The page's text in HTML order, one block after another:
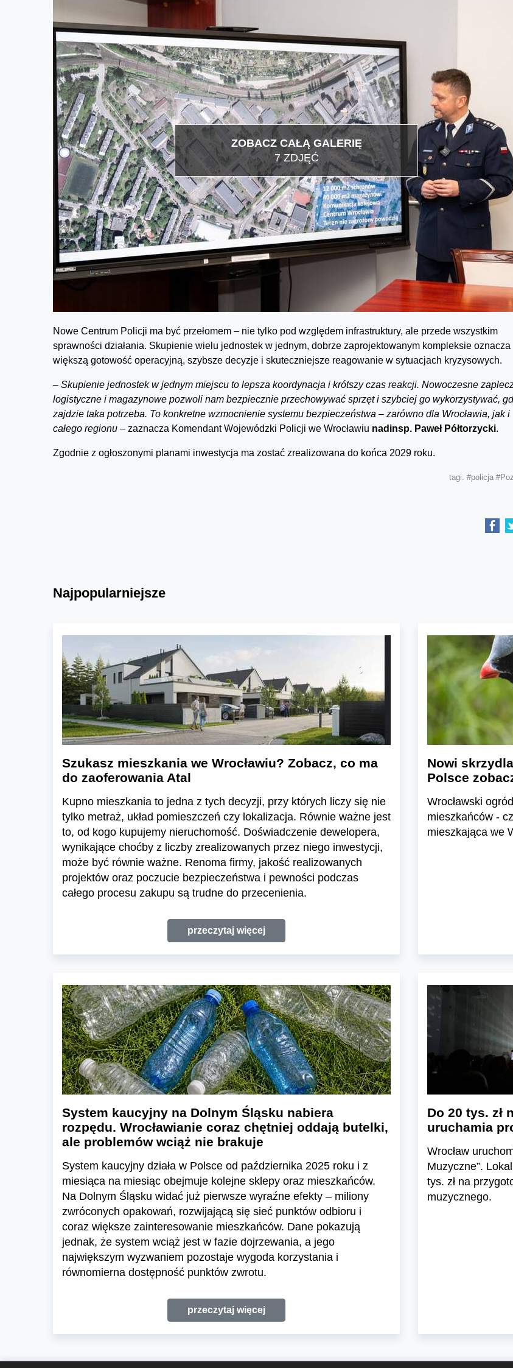
ZOBACZ CAŁĄ GALERIĘ
7 ZDJĘĆ
Nowe Centrum Policji ma być przełomem – nie tylko pod względem infrastruktury, ale przede wszystkim
sprawności działania. Skupienie wielu jednostek w jednym, dobrze zaprojektowanym kompleksie oznacza
większą gotowość operacyjną, szybsze decyzje i skuteczniejsze reagowanie w sytuacjach kryzysowych.
– Skupienie jednostek w jednym miejscu to lepsza koordynacja i krótszy czas reakcji. Nowoczesne
logistyczne i magazynowe pozwoli nam bezpiecznie przechowywać sprzęt i szybciej go wykorzystywać,
zajdzie taka potrzeba. To konkretne wzmocnienie systemu bezpieczeństwa – zarówno dla Wrocławia, jak i
całego regionu – zaznacza Komendant Wojewódzki Policji we Wrocławiu nadinsp. Paweł Półtorzycki.
Zgodnie z ogłoszonymi planami inwestycja ma zostać zrealizowana do końca 2029 roku.
tagi: #policja
Najpopularniejsze
Szukasz mieszkania we Wrocławiu? Zobacz, co ma
do zaoferowania Atal
Kupno mieszkania to jedna z tych decyzji, przy których liczy się nie
tylko metraż, układ pomieszczeń czy lokalizacja. Równie ważne jest
to, od kogo kupujemy nieruchomość. Doświadczenie dewelopera,
wynikające choćby z liczby zrealizowanych przez niego inwestycji,
może być równie ważne. Renoma firmy, jakość realizowanych
projektów oraz poczucie bezpieczeństwa i pewności podczas
całego procesu zakupu są trudne do przecenienia.
przeczytaj więcej
Nowi
Polsce
Wrocławski
mieszkańców -
mieszkająca we
System kaucyjny na Dolnym Śląsku nabiera
rozpędu. Wrocławianie coraz chętniej oddają butelki,
ale problemów wciąż nie brakuje
System kaucyjny działa w Polsce od października 2025 roku i z
miesiąca na miesiąc obejmuje kolejne sklepy oraz mieszkańców.
Na Dolnym Śląsku widać już pierwsze wyraźne efekty – miliony
zwróconych opakowań, rozwijającą się sieć punktów odbioru i
coraz większe zainteresowanie mieszkańców. Dane pokazują
jednak, że system wciąż jest w fazie dojrzewania, a jego
największym wyzwaniem pozostaje wygoda korzystania i
równomierna dostępność punktów zwrotu.
przeczytaj więcej
Do 20 tys. zł
uruchamia
Wrocław
Muzyczne”.
tys. zł na
muzycznego.